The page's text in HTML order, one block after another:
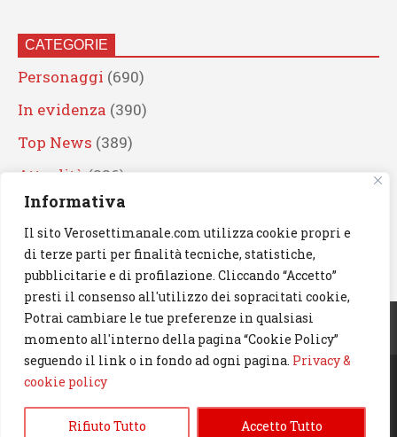
Informativa
Il sito Verosettimanale.com utilizza cookie propri e
di terze parti per finalità tecniche, statistiche,
pubblicitarie e di profilazione. Cliccando “Accetto”
presti il consenso all'utilizzo dei sopracitati cookie,
Potrai cambiare le tue preferenze in qualsiasi
momento all'interno della pagina “Cookie Policy”
seguendo il link o in fondo ad ogni pagina. Privacy &
cookie policy
Rifiuto Tutto Accetto Tutto
CATEGORIE
Personaggi (690)
In evidenza (390)
Top News (389)
Attualità (336)
Eventi(330)
Artisti (241)
News(239)
Cerca
© 2023 Verosettimanale.com. All rights reserved.